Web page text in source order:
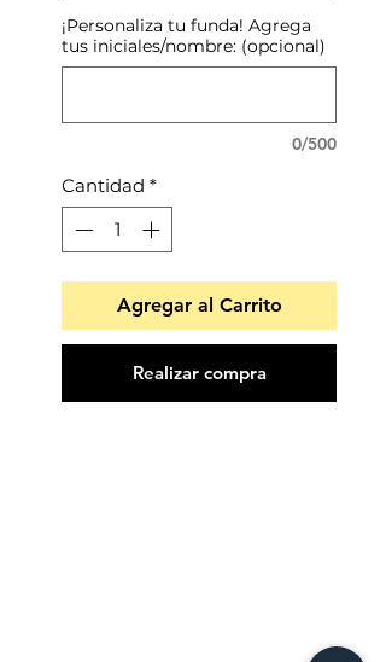
¡Personaliza tu funda! Agrega
tus iniciales/nombre: (opcional)
0/500
Cantidad *
Agregar al Carrito
Realizar compra